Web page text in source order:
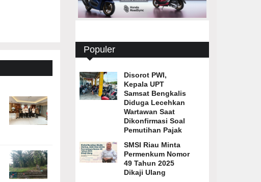
Populer
Disorot PWI,
Kepala UPT
Samsat Bengkalis
Diduga Lecehkan
Wartawan Saat
Dikonfirmasi Soal
Pemutihan Pajak
SMSI Riau Minta
Permenkum Nomor
49 Tahun 2025
Dikaji Ulang